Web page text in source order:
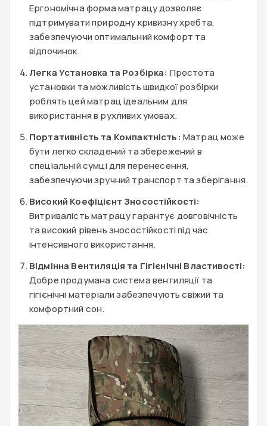
Ергономічна форма матрацу дозволяє
підтримувати природну кривизну хребта,
забезпечуючи оптимальний комфорт та
відпочинок.
Легка Установка та Розбірка: Простота
установки та можливість швидкої розбірки
роблять цей матрац ідеальним для
використання в рухливих умовах.
Портативність та Компактність: Матрац може
бути легко складений та збережений в
спеціальній сумці для перенесення,
забезпечуючи зручний транспорт та зберігання.
Високий Коефіцієнт Зносостійкості:
Витривалість матрацу гарантує довговічність
та високий рівень зносостійкості під час
інтенсивного використання.
Відмінна Вентиляція та Гігієнічні Властивості:
Добре продумана система вентиляції та
гігієнічні матеріали забезпечують свіжий та
комфортний сон.